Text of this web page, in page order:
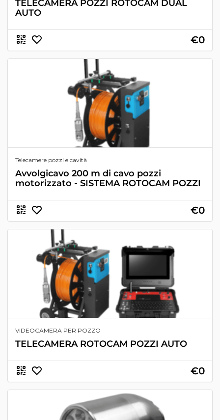
TELECAMERA POZZI ROTOCAM DUAL
AUTO
€0
Telecamere pozzi e cavità
Avvolgicavo 200 m di cavo pozzi
motorizzato - SISTEMA ROTOCAM POZZI
€0
VIDEOCAMERA PER POZZO
TELECAMERA ROTOCAM POZZI AUTO
€0